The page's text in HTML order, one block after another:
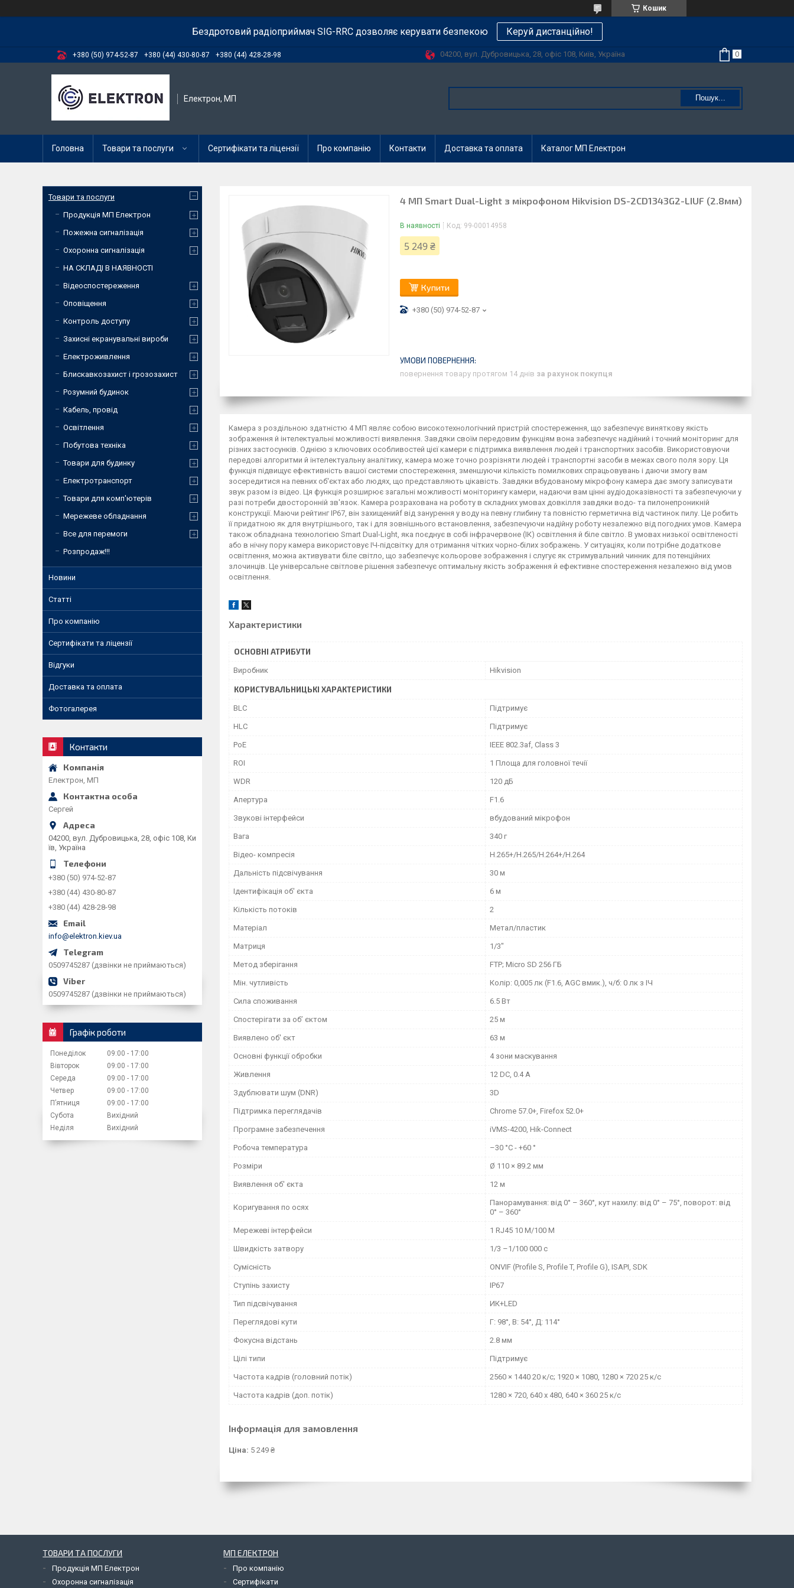
Кошик
Бездротовий радіоприймач SIG-RRC дозволяє керувати безпекою Керуй дистанційно!
+380 (50) 974-52-87 +380 (44) 430-80-87 +380 (44) 428-28-98 04200, вул. Дубровицька, 28, офіс 108, Київ, Україна
Електрон, МП Пошук...
Головна Товари та послуги Сертифікати та ліцензії Про компанію Контакти Доставка та оплата Каталог МП Електрон
4 МП Smart Dual-Light з мікрофоном Hikvision DS-2CD1343G2-LIUF (2.8мм)
В наявності Код: 99-00014958
5 249 ₴
Купити
+380 (50) 974-52-87
повернення товару протягом 14 днів за рахунок покупця
Камера з роздільною здатністю 4 МП являє собою високотехнологічний пристрій спостереження, що забезпечує виняткову якість
зображення й інтелектуальні можливості виявлення. Завдяки своїм передовим функціям вона забезпечує надійний і точний моніторинг для
різних застосунків. Однією з ключових особливостей цієї камери є підтримка виявлення людей і транспортних засобів. Використовуючи
передові алгоритми й інтелектуальну аналітику, камера може точно розрізняти людей і транспортні засоби в межах свого поля зору. Ця
функція підвищує ефективність вашої системи спостереження, зменшуючи кількість помилкових спрацьовувань і даючи змогу вам
зосередитися на певних об'єктах або людях, що представляють цікавість. Завдяки вбудованому мікрофону камера дає змогу записувати
звук разом із відео. Ця функція розширює загальні можливості моніторингу камери, надаючи вам цінні аудіодоказівності та забезпечуючи у
разі потреби двосторонній зв'язок. Камера розрахована на роботу в складних умовах довкілля завдяки водо- та пилонепроникній
конструкції. Маючи рейтинг IP67, він захищенийf від занурення у воду на певну глибину та повністю герметична від частинок пилу. Це робить
її придатною як для внутрішнього, так і для зовнішнього встановлення, забезпечуючи надійну роботу незалежно від погодних умов. Камера
також обладнана технологією Smart Dual-Light, яка поєднує в собі інфрачервоне (ІК) освітлення й біле світло. В умовах низької освітленості
або в нічну пору камера використовує ІЧ-підсвітку для отримання чітких чорно-білих зображень. У ситуаціях, коли потрібне додаткове
освітлення, можна активувати біле світло, що забезпечує кольорове зображення і слугує як стримувальний чинник для потенційних
злочинців. Це універсальне світлове рішення забезпечує оптимальну якість зображення й ефективне спостереження незалежно від умов
освітлення.
Характеристики
ОСНОВНІ АТРИБУТИ
Виробник Hikvision
КОРИСТУВАЛЬНИЦЬКІ ХАРАКТЕРИСТИКИ
BLC Підтримує
HLC Підтримує
PoE IEEE 802.3af, Class 3
ROI 1 Площа для головної течії
WDR 120 дБ
Апертура F1.6
Звукові інтерфейси вбудований мікрофон
Вага 340 г
Відео- компресія H.265+/H.265/H.264+/H.264
Дальність підсвічування 30 м
Ідентифікація об' єкта 6 м
Кількість потоків 2
Матеріал Метал/пластик
Матриця 1/3"
Метод зберігання FTP; Micro SD 256 ГБ
Мін. чутливість Колір: 0,005 лк (F1.6, AGC вмик.), ч/б: 0 лк з ІЧ
Сила споживання 6.5 Вт
Спостерігати за об’ єктом 25 м
Виявлено об' єкт 63 м
Основні функції обробки 4 зони маскування
Живлення 12 DC, 0.4 A
Здублювати шум (DNR) 3D
Підтримка переглядачів Chrome 57.0+, Firefox 52.0+
Програмне забезпечення iVMS-4200, Hik-Connect
Робоча температура –30 °C - +60 °
Розміри Ø 110 × 89.2 мм
Виявлення об' єкта 12 м
Коригування по осях
Панорамування: від 0° – 360°, кут нахилу: від 0° – 75°, поворот: від
0° – 360°
Мережеві інтерфейси 1 RJ45 10 M/100 M
Швидкість затвору 1/3 –1/100 000 с
Сумісність ONVIF (Profile S, Profile T, Profile G), ISAPI, SDK
Ступінь захисту IP67
Тип підсвічування ИК+LED
Переглядові кути Г: 98°, В: 54°, Д: 114°
Фокусна відстань 2.8 мм
Цілі типи Підтримує
Частота кадрів (головний потік) 2560 × 1440 20 к/с; 1920 × 1080, 1280 × 720 25 к/с
Частота кадрів (доп. потік) 1280 × 720, 640 x 480, 640 × 360 25 к/с
Інформація для замовлення
Ціна: 5 249 ₴
Товари та послуги
Продукція МП Електрон
Пожежна сигналізація
Охоронна сигналізація
НА СКЛАДІ В НАЯВНОСТІ
Відеоспостереження
Оповіщення
Контроль доступу
Захисні екранувальні вироби
Електроживлення
Блискавкозахист і грозозахист
Розумний будинок
Кабель, провід
Освітлення
Побутова техніка
Товари для будинку
Електротранспорт
Товари для комп'ютерів
Мережеве обладнання
Все для перемоги
Розпродаж!!!
Новини
Статті
Про компанію
Сертифікати та ліцензії
Відгуки
Доставка та оплата
Фотогалерея
Контакти
Електрон, МП
Сергей
04200, вул. Дубровицька, 28, офіс 108, Ки
їв, Україна
+380 (50) 974-52-87
+380 (44) 430-80-87
+380 (44) 428-28-98
info@elektron.kiev.ua
0509745287 (дзвінки не приймаються)
0509745287 (дзвінки не приймаються)
Графік роботи
Понеділок 09:00
17:00
Вівторок
09:00
17:00
Середа
09:00
17:00
Четвер
09:00
17:00
Пʼятниця
09:00
17:00
Субота
Вихідний
Неділя
Вихідний
ТОВАРИ ТА ПОСЛУГИ
Продукція МП Електрон
Охоронна сигналізація
МП ЕЛЕКТРОН
Про компанію
Сертифікати